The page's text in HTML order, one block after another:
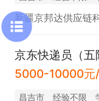
新疆京邦达供应链
京东快递员（五
5000-10000元
昌吉市 经验不限